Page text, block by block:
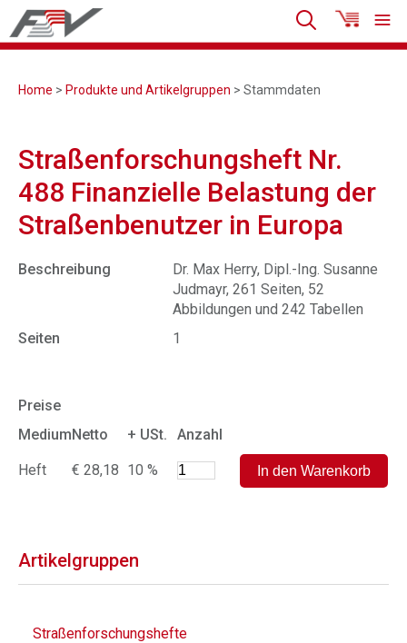
Home > Produkte und Artikelgruppen > Stammdaten
Straßenforschungsheft Nr.
488 Finanzielle Belastung der
Straßenbenutzer in Europa
Beschreibung
Dr. Max Herry, Dipl.-Ing. Susanne
Judmayr, 261 Seiten, 52
Abbildungen und 242 Tabellen
Seiten
1
Preise
MediumNetto + USt. Anzahl
Heft € 28,18 10 %
Artikelgruppen
Straßenforschungshefte